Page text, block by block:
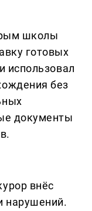
школы
готовых
использовал
без
документы
внёс
нарушений.